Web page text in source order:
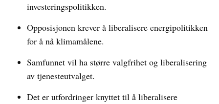
investeringspolitikken.
Opposisjonen krever å liberalisere energipolitikken
for å nå klimamålene.
Samfunnet vil ha større valgfrihet og liberalisering
av tjenesteutvalget.
Det er utfordringer knyttet til å liberalisere